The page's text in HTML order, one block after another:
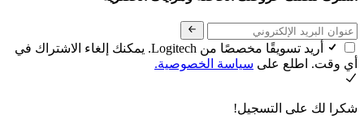
أريد تسويقًا مخصصًا من Logitech. يمكنك إلغاء الاشتراك في
أي وقت. اطلع على سياسة الخصوصية.
شكرا لك على التسجيل!